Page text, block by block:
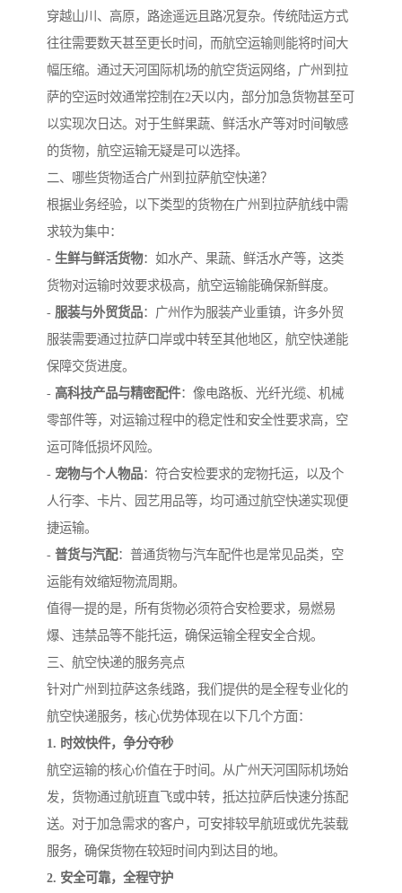
穿越山川、高原，路途遥远且路况复杂。传统陆运方式
往往需要数天甚至更长时间，而航空运输则能将时间大
幅压缩。通过天河国际机场的航空货运网络，广州到拉
萨的空运时效通常控制在2天以内，部分加急货物甚至可
以实现次日达。对于生鲜果蔬、鲜活水产等对时间敏感
的货物，航空运输无疑是可以选择。
二、哪些货物适合广州到拉萨航空快递？
根据业务经验，以下类型的货物在广州到拉萨航线中需
求较为集中：
- 生鲜与鲜活货物：如水产、果蔬、鲜活水产等，这类
货物对运输时效要求极高，航空运输能确保新鲜度。
- 服装与外贸货品：广州作为服装产业重镇，许多外贸
服装需要通过拉萨口岸或中转至其他地区，航空快递能
保障交货进度。
- 高科技产品与精密配件：像电路板、光纤光缆、机械
零部件等，对运输过程中的稳定性和安全性要求高，空
运可降低损坏风险。
- 宠物与个人物品：符合安检要求的宠物托运，以及个
人行李、卡片、园艺用品等，均可通过航空快递实现便
捷运输。
- 普货与汽配：普通货物与汽车配件也是常见品类，空
运能有效缩短物流周期。
值得一提的是，所有货物必须符合安检要求，易燃易
爆、违禁品等不能托运，确保运输全程安全合规。
三、航空快递的服务亮点
针对广州到拉萨这条线路，我们提供的是全程专业化的
航空快递服务，核心优势体现在以下几个方面：
1. 时效快件，争分夺秒
航空运输的核心价值在于时间。从广州天河国际机场始
发，货物通过航班直飞或中转，抵达拉萨后快速分拣配
送。对于加急需求的客户，可安排较早航班或优先装载
服务，确保货物在较短时间内到达目的地。
2. 安全可靠，全程守护